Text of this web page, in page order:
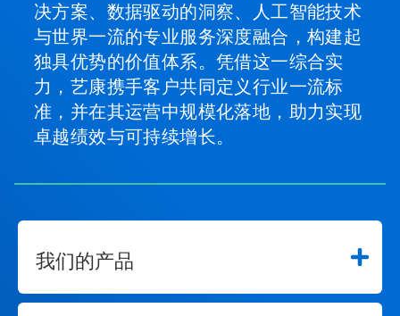
决方案、数据驱动的洞察、人工智能技术
与世界一流的专业服务深度融合，构建起
独具优势的价值体系。凭借这一综合实
力，艺康携手客户共同定义行业一流标
准，并在其运营中规模化落地，助力实现
卓越绩效与可持续增长。
我们的产品